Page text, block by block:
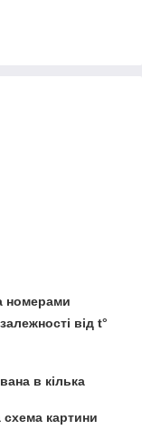
номерами
від t°
в кілька
картини